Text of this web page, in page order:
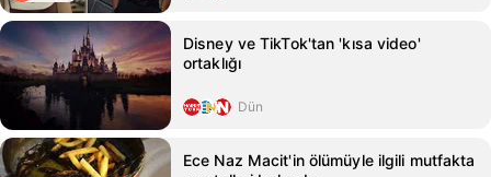
Disney ve TikTok'tan 'kısa video'
ortaklığı
Dün
Ece Naz Macit'in ölümüyle ilgili mutfakta